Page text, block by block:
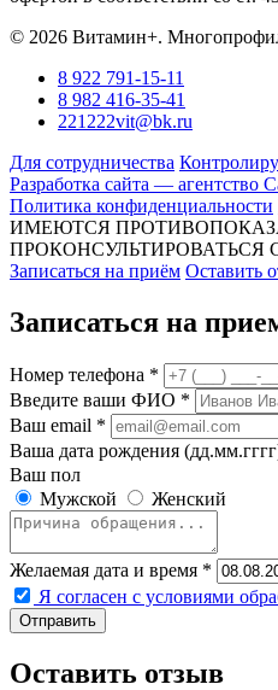
© 2026 Витамин+.
8 922 791-15-11
8 982 416-35-41
221222vit@bk.ru
Для сотрудничества
Разработка сайта — агентство
Политика конфиденциальности
ИМЕЮТСЯ
Записаться на приём Оставить
Записаться на
Номер телефона *
Введите ваши ФИО *
Ваш email *
Ваша дата рождения
Ваш пол
Мужской
Женский
Желаемая дата и время *
Я согласен с условиями
Оставить отзыв